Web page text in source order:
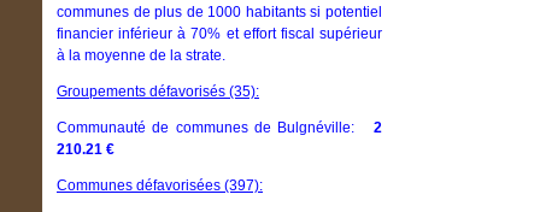
communes de plus de 1000 habitants si potentiel
financier inférieur à 70% et effort fiscal supérieur
à la moyenne de la strate.
Groupements défavorisés (35):
Communauté de communes de Bulgnéville:
2
210.21 €
Communes défavorisées (397):